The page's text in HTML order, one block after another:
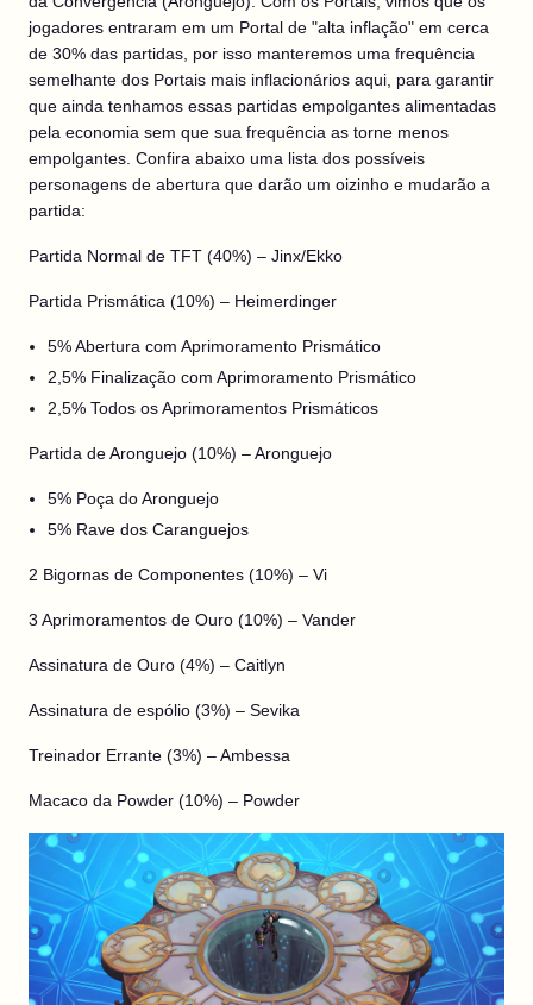
jogadores entraram em um Portal de "alta inflação" em cerca
de 30% das partidas, por isso manteremos uma frequência
semelhante dos Portais mais inflacionários aqui, para garantir
que ainda tenhamos essas partidas empolgantes alimentadas
pela economia sem que sua frequência as torne menos
empolgantes. Confira abaixo uma lista dos possíveis
personagens de abertura que darão um oizinho e mudarão a
partida:
Partida Normal de TFT (40%) – Jinx/Ekko
Partida Prismática (10%) – Heimerdinger
5% Abertura com Aprimoramento Prismático
2,5% Finalização com Aprimoramento Prismático
2,5% Todos os Aprimoramentos Prismáticos
Partida de Aronguejo (10%) – Aronguejo
5% Poça do Aronguejo
5% Rave dos Caranguejos
2 Bigornas de Componentes (10%) – Vi
3 Aprimoramentos de Ouro (10%) – Vander
Assinatura de Ouro (4%) – Caitlyn
Assinatura de espólio (3%) – Sevika
Treinador Errante (3%) – Ambessa
Macaco da Powder (10%) – Powder